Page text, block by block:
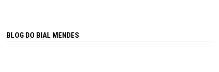
BLOG DO BIAL MENDES